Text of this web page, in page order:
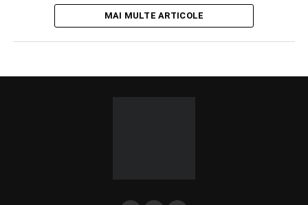
MAI MULTE ARTICOLE